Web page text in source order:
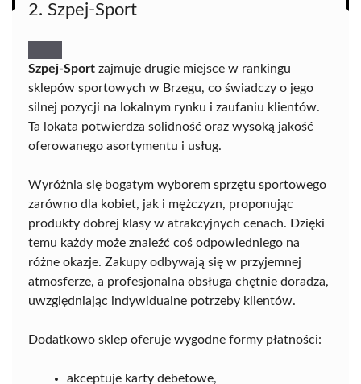
2. Szpej-Sport
Szpej-Sport zajmuje drugie miejsce w rankingu
sklepów sportowych w Brzegu, co świadczy o jego
silnej pozycji na lokalnym rynku i zaufaniu klientów.
Ta lokata potwierdza solidność oraz wysoką jakość
oferowanego asortymentu i usług.
Wyróżnia się bogatym wyborem sprzętu sportowego
zarówno dla kobiet, jak i mężczyzn, proponując
produkty dobrej klasy w atrakcyjnych cenach. Dzięki
temu każdy może znaleźć coś odpowiedniego na
różne okazje. Zakupy odbywają się w przyjemnej
atmosferze, a profesjonalna obsługa chętnie doradza,
uwzględniając indywidualne potrzeby klientów.
Dodatkowo sklep oferuje wygodne formy płatności:
akceptuje karty debetowe,